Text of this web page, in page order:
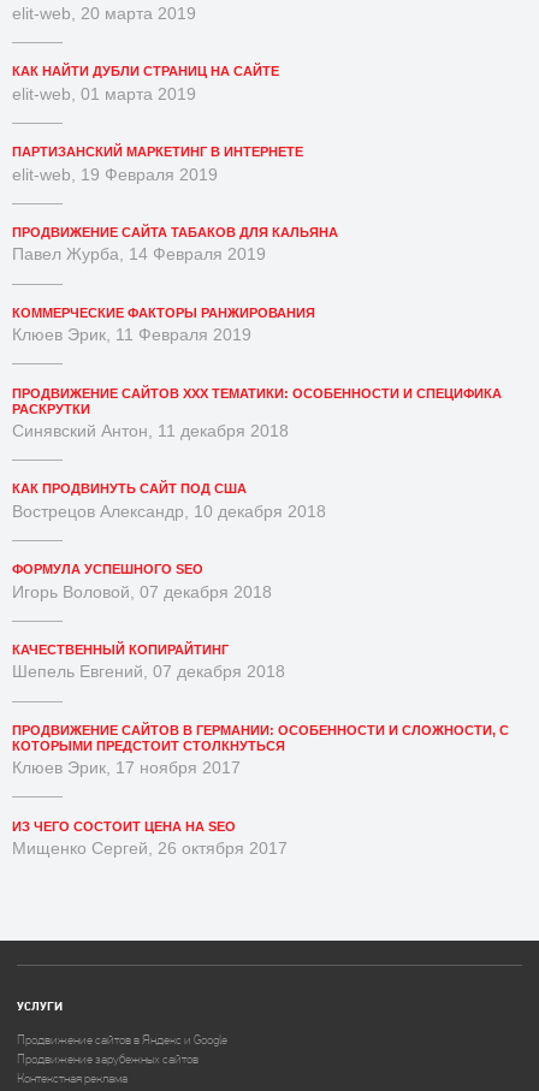
elit-web, 20 марта 2019
КАК НАЙТИ ДУБЛИ СТРАНИЦ НА САЙТЕ
elit-web, 01 марта 2019
ПАРТИЗАНСКИЙ МАРКЕТИНГ В ИНТЕРНЕТЕ
elit-web, 19 Февраля 2019
ПРОДВИЖЕНИЕ САЙТА ТАБАКОВ ДЛЯ КАЛЬЯНА
Павел Журба, 14 Февраля 2019
КОММЕРЧЕСКИЕ ФАКТОРЫ РАНЖИРОВАНИЯ
Клюев Эрик, 11 Февраля 2019
ПРОДВИЖЕНИЕ САЙТОВ XXX ТЕМАТИКИ: ОСОБЕННОСТИ И СПЕЦИФИКА
РАСКРУТКИ
Синявский Антон, 11 декабря 2018
КАК ПРОДВИНУТЬ САЙТ ПОД США
Вострецов Александр, 10 декабря 2018
ФОРМУЛА УСПЕШНОГО SEO
Игорь Воловой, 07 декабря 2018
КАЧЕСТВЕННЫЙ КОПИРАЙТИНГ
Шепель Евгений, 07 декабря 2018
ПРОДВИЖЕНИЕ САЙТОВ В ГЕРМАНИИ: ОСОБЕННОСТИ И СЛОЖНОСТИ, С
КОТОРЫМИ ПРЕДСТОИТ СТОЛКНУТЬСЯ
Клюев Эрик, 17 ноября 2017
ИЗ ЧЕГО СОСТОИТ ЦЕНА НА SEO
Мищенко Сергей, 26 октября 2017
УСЛУГИ
Продвижение сайтов в Яндекс и Google
Продвижение зарубежных сайтов
Контекстная реклама